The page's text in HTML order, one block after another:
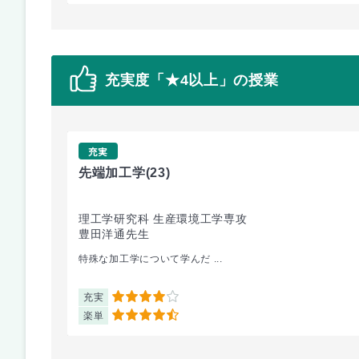
充実度「★4以上」の授業
充実
先端加工学(23)
理工学研究科 生産環境工学専攻
豊田洋通先生
特殊な加工学について学んだ ...
充実 4
楽単 4.5